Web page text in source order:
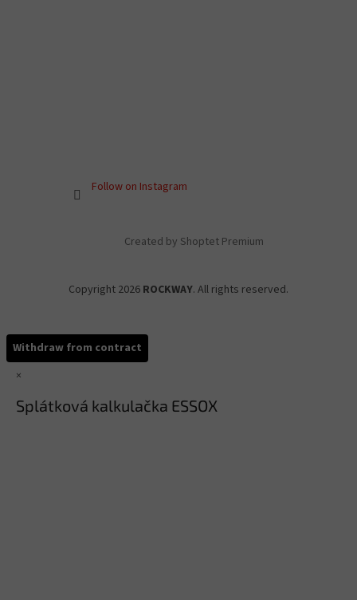
Follow on Instagram
Created by Shoptet Premium
Copyright 2026 ROCKWAY. All rights reserved.
Withdraw from contract
×
Splátková kalkulačka ESSOX